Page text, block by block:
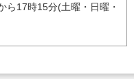
ら17時15分(土曜・日曜・